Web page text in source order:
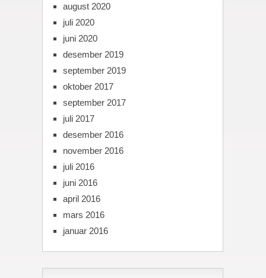
august 2020
juli 2020
juni 2020
desember 2019
september 2019
oktober 2017
september 2017
juli 2017
desember 2016
november 2016
juli 2016
juni 2016
april 2016
mars 2016
januar 2016